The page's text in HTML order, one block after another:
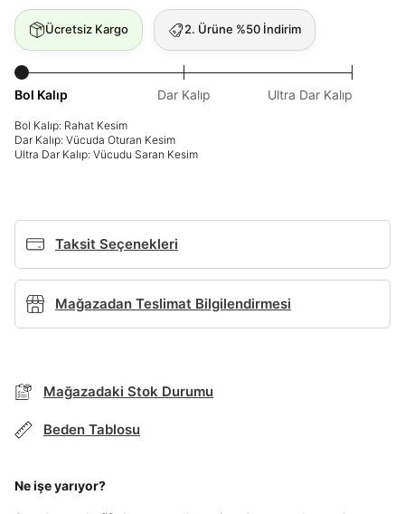
Ücretsiz Kargo 2. Ürüne %50 İndirim
Bol Kalıp Dar Kalıp Ultra Dar Kalıp
Bol Kalıp: Rahat Kesim
Dar Kalıp: Vücuda Oturan Kesim
Ultra Dar Kalıp: Vücudu Saran Kesim
Taksit Seçenekleri
TAKSİT SEÇENEKLERİ
Mağazadan Teslimat Bilgilendirmesi
Mağazadaki Stok Durumu
Beden Tablosu
Ne işe yarıyor?
BEDEN TABLOSU
Şifre
göster
Şifremi Unuttum
Giriş Yap
Soyad*
E-posta Adresi*